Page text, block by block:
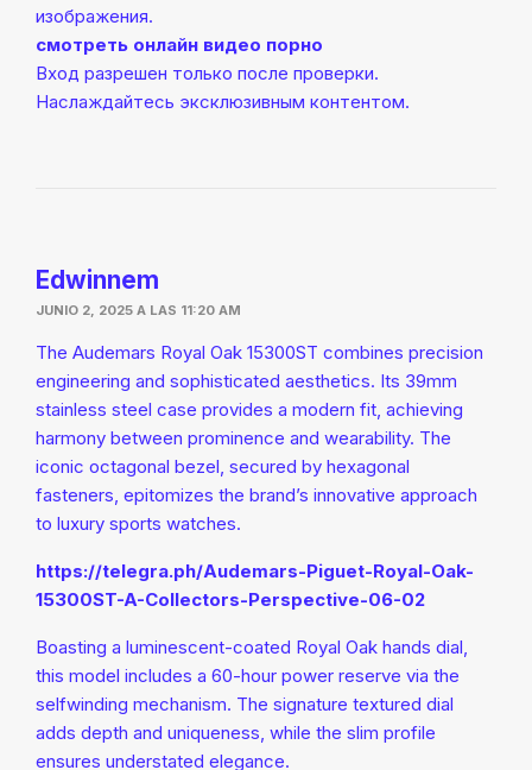
изображения.
смотреть онлайн видео порно
Вход разрешен только после проверки.
Наслаждайтесь эксклюзивным контентом.
Edwinnem
JUNIO 2, 2025 A LAS 11:20 AM
The Audemars Royal Oak 15300ST combines precision
engineering and sophisticated aesthetics. Its 39mm
stainless steel case provides a modern fit, achieving
harmony between prominence and wearability. The
iconic octagonal bezel, secured by hexagonal
fasteners, epitomizes the brand’s innovative approach
to luxury sports watches.
https://telegra.ph/Audemars-Piguet-Royal-Oak-
15300ST-A-Collectors-Perspective-06-02
Boasting a luminescent-coated Royal Oak hands dial,
this model includes a 60-hour power reserve via the
selfwinding mechanism. The signature textured dial
adds depth and uniqueness, while the slim profile
ensures understated elegance.